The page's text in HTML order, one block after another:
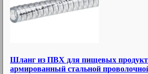
Шланг из ПВХ для пищевых
армированный стальной